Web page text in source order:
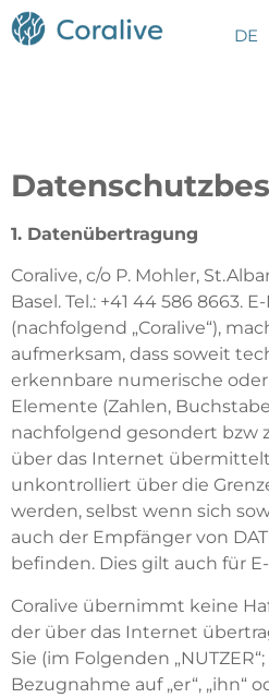
DE
1. Datenübertragung
Coralive, c/o P. Mohler,
Basel. Tel.: +41 44 586 8663.
(nachfolgend „Coralive“),
aufmerksam, dass soweit
erkennbare numerische
Elemente (Zahlen,
nachfolgend gesondert bzw
über das Internet
unkontrolliert über die
werden, selbst wenn sich
auch der Empfänger von
befinden. Dies gilt auch für
Coralive übernimmt keine
der über das Internet
Sie (im Folgenden
Bezugnahme auf „er“, „ihn“